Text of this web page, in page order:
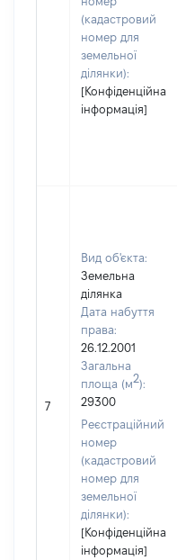
(кадастровий
номер для
земельної
ділянки):
[Конфіденційна
інформація]
7
Вид об'єкта:
Земельна
ділянка
Дата набуття
права:
26.12.2001
Загальна
площа (м2):
29300
Реєстраційний
номер
(кадастровий
номер для
земельної
ділянки):
[Конфіденційна
інформація]